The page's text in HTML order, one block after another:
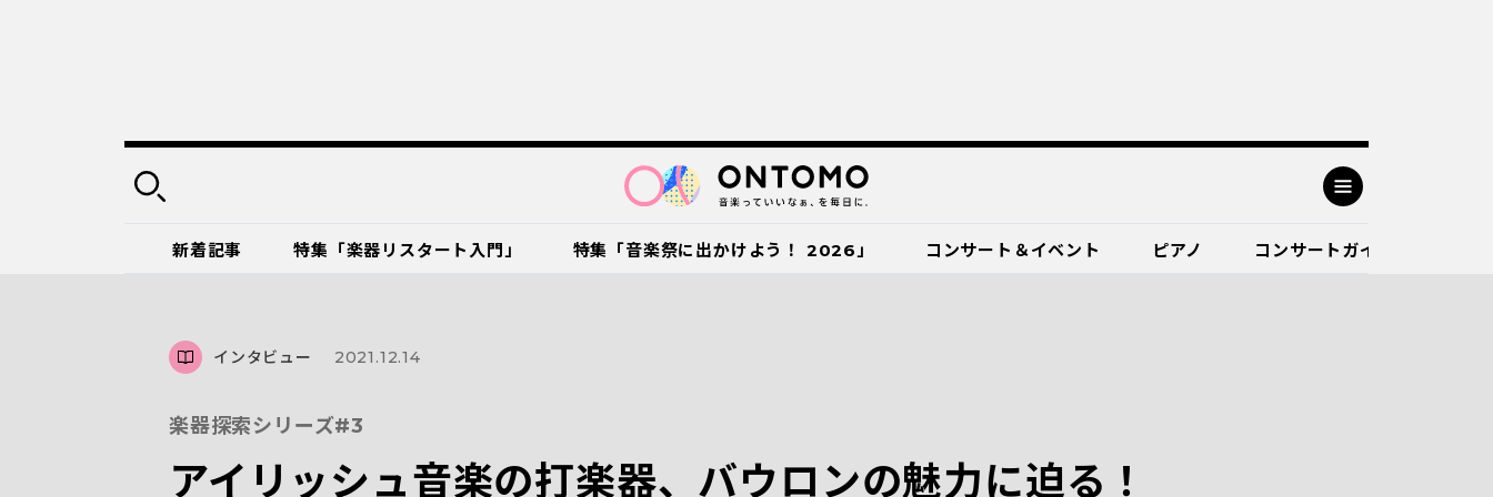
新着記事 特集「楽器リスタート入門」 特集「音楽祭に出かけよう！ 2026」 コンサート＆イベント ピアノ コンサートガイド
インタビュー 2021.12.14
楽器探索シリーズ#3
アイリッシュ音楽の打楽器、バウロンの魅力に迫る！